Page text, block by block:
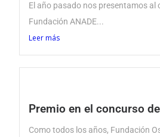
El año pasado nos presentamos al
Fundación ANADE...
Leer más
Premio en el concurso
Como todos los años, Fundación